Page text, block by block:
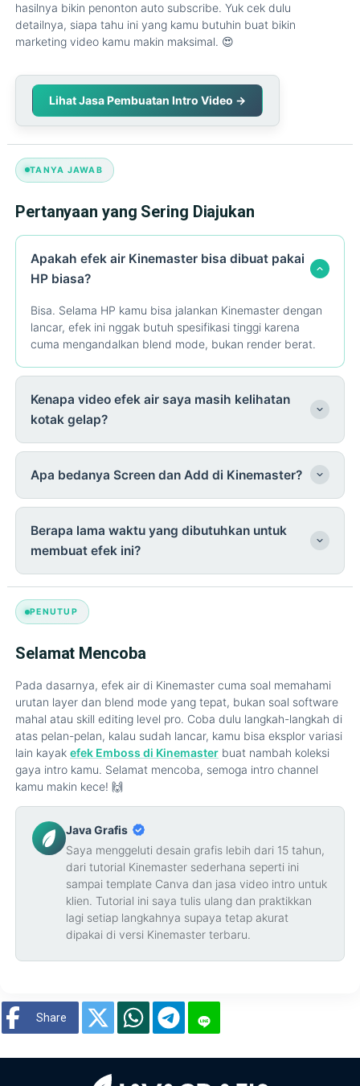
hasilnya bikin penonton auto subscribe. Yuk cek dulu
detailnya, siapa tahu ini yang kamu butuhin buat bikin
marketing video kamu makin maksimal. 😍
Lihat Jasa Pembuatan Intro Video →
TANYA JAWAB
Pertanyaan yang Sering Diajukan
Apakah efek air Kinemaster bisa dibuat pakai
HP biasa?
Bisa. Selama HP kamu bisa jalankan Kinemaster dengan
lancar, efek ini nggak butuh spesifikasi tinggi karena
cuma mengandalkan blend mode, bukan render berat.
Kenapa video efek air saya masih kelihatan
kotak gelap?
Apa bedanya Screen dan Add di Kinemaster?
Berapa lama waktu yang dibutuhkan untuk
membuat efek ini?
PENUTUP
Selamat Mencoba
Pada dasarnya, efek air di Kinemaster cuma soal memahami
urutan layer dan blend mode yang tepat, bukan soal software
mahal atau skill editing level pro. Coba dulu langkah-langkah di
atas pelan-pelan, kalau sudah lancar, kamu bisa eksplor variasi
lain kayak efek Emboss di Kinemaster buat nambah koleksi
gaya intro kamu. Selamat mencoba, semoga intro channel
kamu makin kece! 🙌
Java Grafis
Saya menggeluti desain grafis lebih dari 15 tahun,
dari tutorial Kinemaster sederhana seperti ini
sampai template Canva dan jasa video intro untuk
klien. Tutorial ini saya tulis ulang dan praktikkan
lagi setiap langkahnya supaya tetap akurat
dipakai di versi Kinemaster terbaru.
Share